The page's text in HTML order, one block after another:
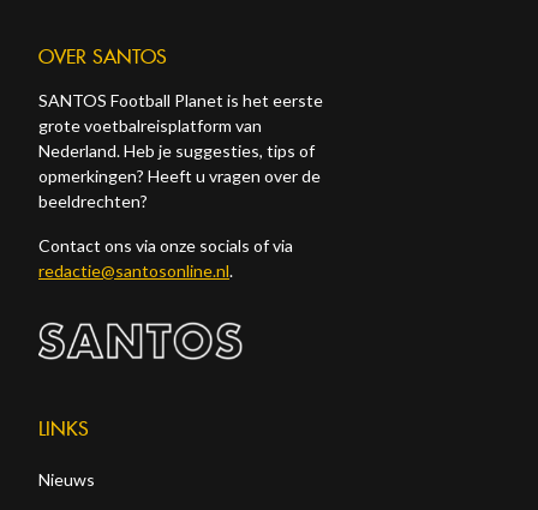
OVER SANTOS
SANTOS Football Planet is het eerste
grote voetbalreisplatform van
Nederland. Heb je suggesties, tips of
opmerkingen? Heeft u vragen over de
beeldrechten?
Contact ons via onze socials of via
redactie@santosonline.nl.
LINKS
Nieuws